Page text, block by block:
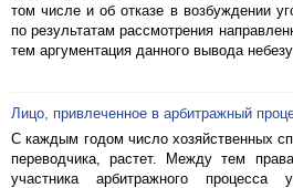
том числе и об отказе в возбуждении
по результатам рассмотрения
тем аргументация данного вывода
Лицо, привлеченное в арбитражный
С каждым годом число хозяйственных
переводчика, растет. Между тем
участника арбитражного